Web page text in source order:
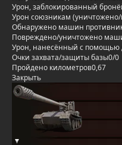
Урон, заблокированный
Урон союзникам
Обнаружено машин
Повреждено/уничтожено
Урон, нанесённый с помощью
Очки захвата/защиты базы0/0
Пройдено километров0,67
Закрыть